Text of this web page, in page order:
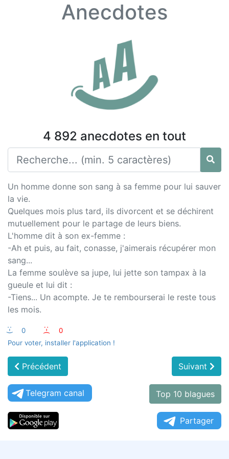
Anecdotes
4 892 anecdotes en tout
Un homme donne son sang à sa femme pour lui sauver
la vie.
Quelques mois plus tard, ils divorcent et se déchirent
mutuellement pour le partage de leurs biens.
L'homme dit à son ex-femme :
-Ah et puis, au fait, conasse, j'aimerais récupérer mon
sang...
La femme soulève sa jupe, lui jette son tampax à la
gueule et lui dit :
-Tiens... Un acompte. Je te rembourserai le reste tous
les mois.
:-) 0 :-(
0
Pour voter, installer l'application !
Précédent Suivant
Telegram canal Top 10 blagues
Partager